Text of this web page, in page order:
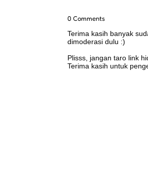
0 Comments
Terima kasih banyak
dimoderasi dulu :)
Plisss, jangan taro link
Terima kasih untuk